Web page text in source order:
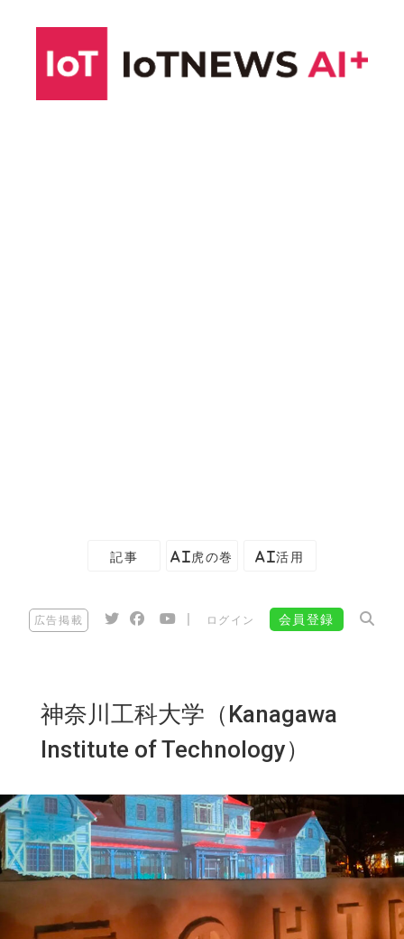
記事 AI虎の巻 AI活用
広告掲載 ログイン 会員登録
神奈川工科大学（Kanagawa
Institute of Technology）